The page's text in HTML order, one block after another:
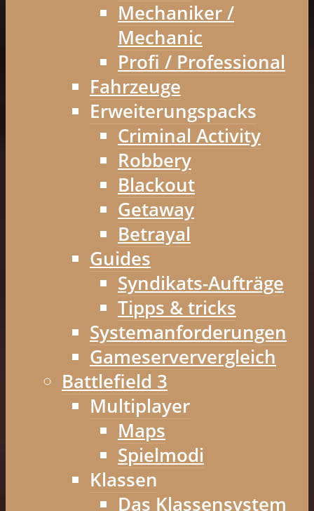
Mechaniker /
Mechanic
Profi / Professional
Fahrzeuge
Erweiterungspacks
Criminal Activity
Robbery
Blackout
Getaway
Betrayal
Guides
Syndikats-Aufträge
Tipps & tricks
Systemanforderungen
Gameserververgleich
Battlefield 3
Multiplayer
Maps
Spielmodi
Klassen
Das Klassensystem